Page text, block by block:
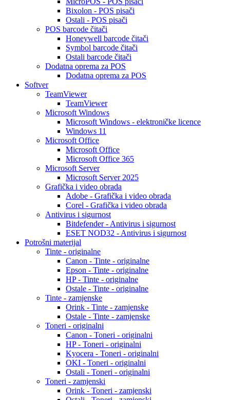
Bixolon - POS pisači
Ostali - POS pisači
POS barcode čitači
Honeywell barcode čitači
Symbol barcode čitači
Ostali barcode čitači
Dodatna oprema za POS
Dodatna oprema za POS
Softver
TeamViewer
TeamViewer
Microsoft Windows
Microsoft Windows - elektroničke licence
Windows 11
Microsoft Office
Microsoft Office
Microsoft Office 365
Microsoft Server
Microsoft Server 2025
Grafička i video obrada
Adobe - Grafička i video obrada
Corel - Grafička i video obrada
Antivirus i sigurnost
Bitdefender - Antivirus i sigurnost
ESET NOD32 - Antivirus i sigurnost
Potrošni materijal
Tinte - originalne
Canon - Tinte - originalne
Epson - Tinte - originalne
HP - Tinte - originalne
Ostale - Tinte - originalne
Tinte - zamjenske
Orink - Tinte - zamjenske
Ostale - Tinte - zamjenske
Toneri - originalni
Canon - Toneri - originalni
HP - Toneri - originalni
Kyocera - Toneri - originalni
OKI - Toneri - originalni
Ostali - Toneri - originalni
Toneri - zamjenski
Orink - Toneri - zamjenski